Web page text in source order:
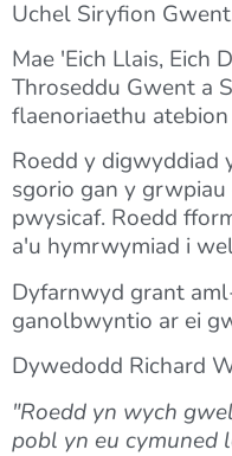
Uchel Siryfion
Mae 'Eich Llais,
Throseddu Gwent a
flaenoriaethu
Roedd y digwyddiad
sgorio gan y
pwysicaf. Roedd
a'u hymrwymiad i
Dyfarnwyd grant
ganolbwyntio ar ei
Dywedodd Richard
"Roedd yn wych
pobl yn eu cymuned